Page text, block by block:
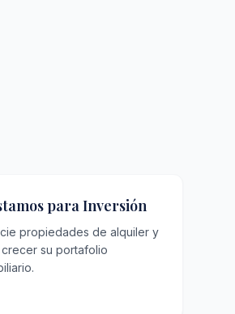
para Inversión
propiedades de alquiler y
su portafolio